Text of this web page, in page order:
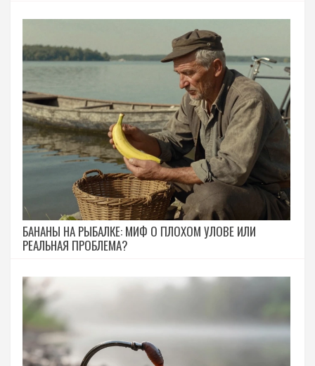
БАНАНЫ НА РЫБАЛКЕ: МИФ О ПЛОХОМ УЛОВЕ ИЛИ
РЕАЛЬНАЯ ПРОБЛЕМА?